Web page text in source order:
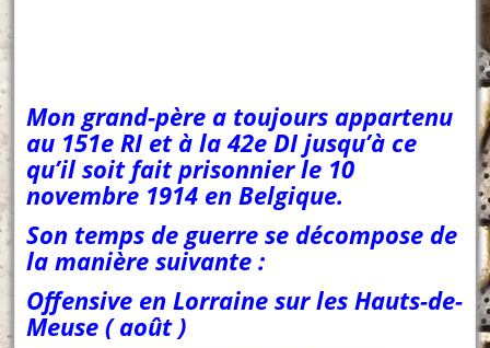
Mon grand-père a toujours appartenu
au 151e RI et à la 42e DI jusqu’à ce
qu’il soit fait prisonnier le 10
novembre 1914 en Belgique.
Son temps de guerre se décompose de
la manière suivante :
Offensive en Lorraine sur les Hauts-de-
Meuse ( août )